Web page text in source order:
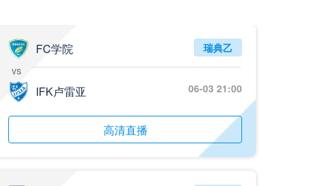
FC学院
vs
IFK卢雷亚
瑞典乙
06-03 21:00
高清直播